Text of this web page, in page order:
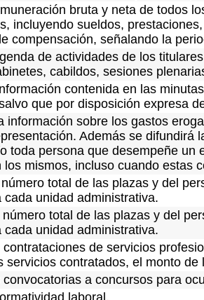
bruta y neta de todos
incluyendo sueldos,
compensación, señalando la
de actividades de los
cabildos, sesiones
contenida en las
que por disposición expresa
información sobre los gastos
Además se difundirá
toda persona que desempeñe
los mismos, incluso cuando estas
total de las plazas y del
cada unidad administrativa.
total de las plazas y del
cada unidad administrativa.
de servicios
servicios contratados, el monto
a concursos para
laboral.